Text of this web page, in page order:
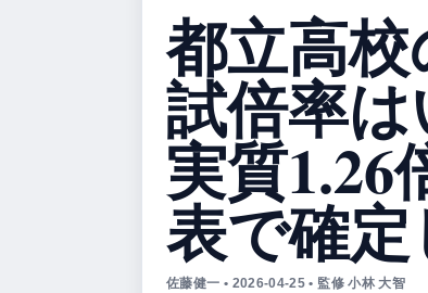
都立高
試倍率
実質1.26
表で確
佐藤健一 • 2026-04-25 • 監修 小林 大智